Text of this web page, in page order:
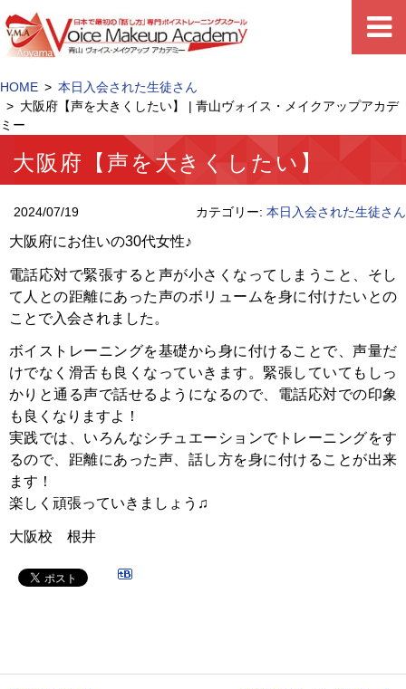
HOME
本日入会された生徒さん
大阪府【声を大きくしたい】 | 青山ヴォイス・メイクアップアカデ
ミー
大阪府【声を大きくしたい】
2024/07/19 カテゴリー: 本日入会された生徒さん
大阪府にお住いの30代女性♪
電話応対で緊張すると声が小さくなってしまうこと、そし
て人との距離にあった声のボリュームを身に付けたいとの
ことで入会されました。
ボイストレーニングを基礎から身に付けることで、声量だ
けでなく滑舌も良くなっていきます。緊張していてもしっ
かりと通る声で話せるようになるので、電話応対での印象
も良くなりますよ！
実践では、いろんなシチュエーションでトレーニングをす
るので、距離にあった声、話し方を身に付けることが出来
ます！
楽しく頑張っていきましょう♫
大阪校 根井